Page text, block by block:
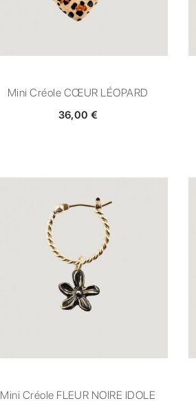
Mini Créole CŒUR LÉOPARD
36,00 €
Mini Créole FLEUR NOIRE IDOLE